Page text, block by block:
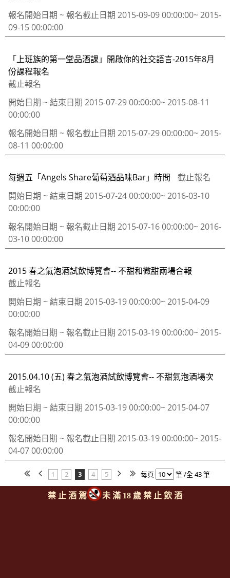
報名開始日期 ~ 報名截止日期 2015-09-09 00:00:00~ 2015-
09-15 00:00:00
「上班族的第一堂品酒課」開啟你的社交語言-2015年8月
份課程報名
截止報名
開始日期 ~ 結束日期 2015-07-29 00:00:00~ 2015-08-11
00:00:00
報名開始日期 ~ 報名截止日期 2015-07-29 00:00:00~ 2015-
08-11 00:00:00
每週五「Angels Share葡萄酒品味Bar」時間
截止報名
開始日期 ~ 結束日期 2015-07-24 00:00:00~ 2016-03-10
00:00:00
報名開始日期 ~ 報名截止日期 2015-07-16 00:00:00~ 2016-
03-10 00:00:00
2015 春之氣泡酒試飲博覽會-- 不甜和微甜兩場合報
截止報名
開始日期 ~ 結束日期 2015-03-19 00:00:00~ 2015-04-09
00:00:00
報名開始日期 ~ 報名截止日期 2015-03-19 00:00:00~ 2015-
04-09 00:00:00
2015.04.10 (五) 春之氣泡酒試飲博覽會-- 不甜氣泡酒場次
截止報名
開始日期 ~ 結束日期 2015-03-19 00:00:00~ 2015-04-07
00:00:00
報名開始日期 ~ 報名截止日期 2015-03-19 00:00:00~ 2015-
04-07 00:00:00
1 2 3 4 5 每頁 筆 /全 43 筆
禁 止 酒 駕 未 滿 18 歲 禁 止 飲 酒